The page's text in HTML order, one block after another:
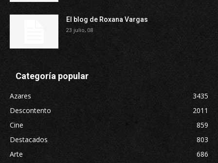
El blog de Roxana Vargas
23 julio, 08
Categoría popular
Azares
3435
Descontento
2011
Cine
859
Destacados
803
Arte
686